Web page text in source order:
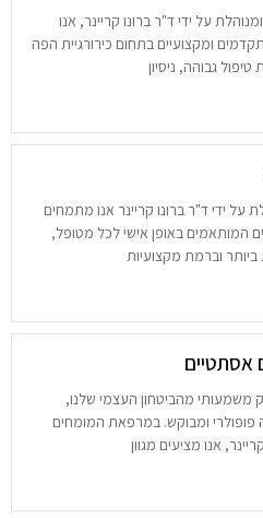
על ידי ד"ר ברונו קריינר, אנו
ומקצועיים בתחום כירורגיית הפה
גבוהה, ניסיון
ידי ד"ר ברונו קריינר אנו מתמחים
המותאמים באופן אישי לכל מטופל,
וברמת מקצועיות
אסתטיים
מהביטחון העצמי שלנו,
פופולרי ומבוקש. במרפאת המומחים
אנו מציעים מגוון